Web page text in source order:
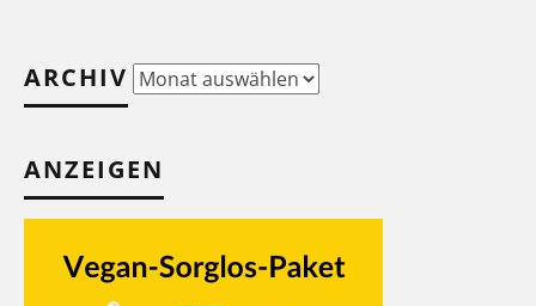
ARCHIV Archiv
ANZEIGEN